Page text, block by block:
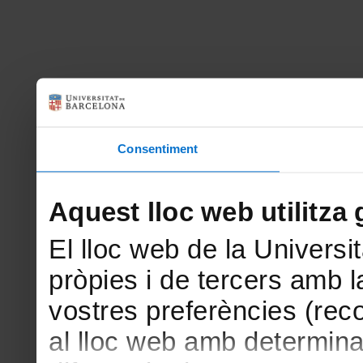
Consentiment
Aquest lloc web utilitza
El lloc web de la
pròpies i de tercers amb
vostres preferències
al lloc web amb